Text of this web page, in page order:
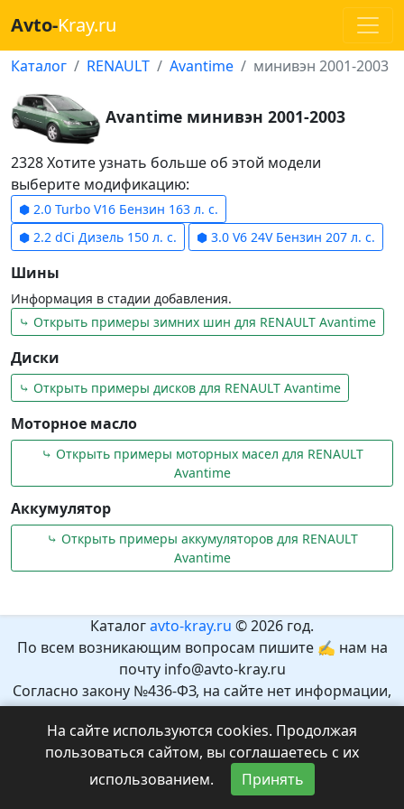
Avto-Kray.ru
Каталог RENAULT Avantime минивэн 2001-2003
Avantime минивэн 2001-2003
2328 Хотите узнать больше об этой модели
выберите модификацию:
⬢ 2.0 Turbo V16 Бензин 163 л. с.
⬢ 2.2 dCi Дизель 150 л. с.
⬢ 3.0 V6 24V Бензин 207 л. с.
Шины
Информация в стадии добавления.
⤷ Открыть примеры зимних шин для RENAULT Avantime
Диски
⤷ Открыть примеры дисков для RENAULT Avantime
Моторное масло
⤷ Открыть примеры моторных масел для RENAULT
Avantime
Аккумулятор
⤷ Открыть примеры аккумуляторов для RENAULT
Avantime
Каталогavto-kray.ru © 2026 год.
По всем возникающим вопросам пишите ✍ нам на
почту info@avto-kray.ru
Согласно закону №436-ФЗ, на сайте нет информации,
которая может причинить вред здоровью и развитию
детей.
Рекомендуемый возраст 12+.
На сайте используются cookies. Продолжая
пользоваться сайтом, вы соглашаетесь с их
использованием.
Принять